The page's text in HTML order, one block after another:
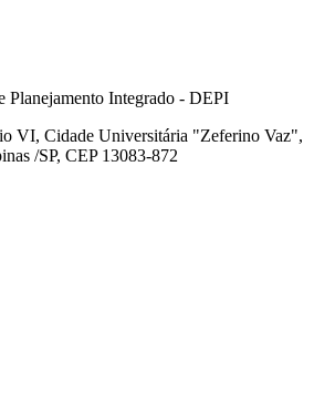
Planejamento Integrado - DEPI
VI, Cidade Universitária "Zeferino Vaz",
/SP, CEP 13083-872